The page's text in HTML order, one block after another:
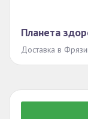
Планета
Доставка в